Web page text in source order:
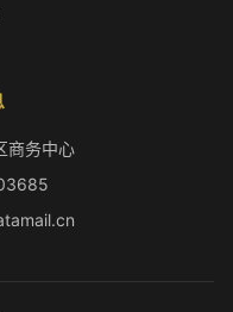
商务中心